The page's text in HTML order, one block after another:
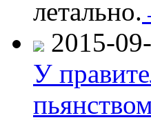
летально.
2015-
У